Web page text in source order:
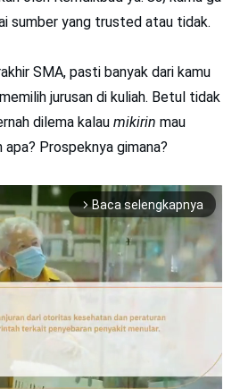
sumber yang trusted atau tidak.
SMA, pasti banyak dari kamu
jurusan di kuliah. Betul tidak
dilema kalau mikirin mau
apa? Prospeknya gimana?
arrow_forward_ios Baca selengkapnya